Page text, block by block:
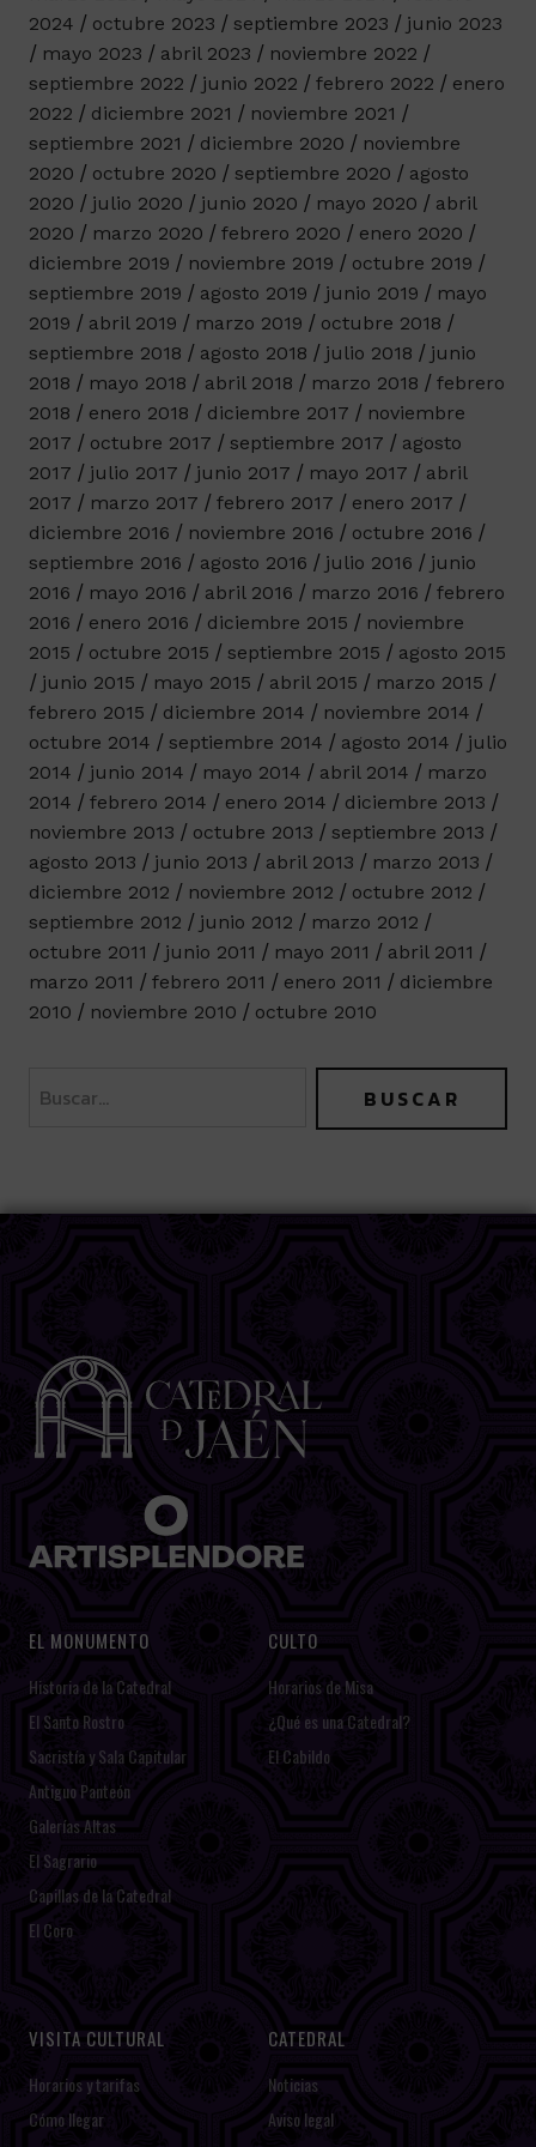
2024
octubre 2023 septiembre 2023
junio 2023
mayo 2023
abril 2023
noviembre 2022
septiembre 2022
junio 2022 febrero 2022
enero
2022
diciembre 2021
noviembre 2021
septiembre 2021
diciembre 2020
noviembre
2020
octubre 2020 septiembre 2020
agosto
2020
julio 2020 junio 2020 mayo 2020
abril
2020
marzo 2020 febrero 2020
enero 2020
diciembre 2019
noviembre 2019
octubre 2019
septiembre 2019
agosto 2019 junio 2019
mayo
2019
abril 2019 marzo 2019
octubre 2018
septiembre 2018
agosto 2018 julio 2018
junio
2018
mayo 2018 abril 2018 marzo 2018
febrero
2018
enero 2018 diciembre 2017
noviembre
2017
octubre 2017 septiembre 2017
agosto
2017
julio 2017 junio 2017 mayo 2017
abril
2017
marzo 2017 febrero 2017
enero 2017
diciembre 2016
noviembre 2016
octubre 2016
septiembre 2016
agosto 2016 julio 2016
junio
2016
mayo 2016 abril 2016 marzo 2016
febrero
2016
enero 2016 diciembre 2015
noviembre
2015
octubre 2015 septiembre 2015
agosto 2015
junio 2015
mayo 2015 abril 2015
marzo 2015
febrero 2015
diciembre 2014
noviembre 2014
octubre 2014
septiembre 2014 agosto 2014
julio
2014
junio 2014 mayo 2014 abril 2014
marzo
2014
febrero 2014 enero 2014
diciembre 2013
noviembre 2013
octubre 2013
septiembre 2013
agosto 2013
junio 2013 abril 2013
marzo 2013
diciembre 2012
noviembre 2012
octubre 2012
septiembre 2012
junio 2012
marzo 2012
octubre 2011
junio 2011 mayo 2011
abril 2011
marzo 2011
febrero 2011 enero 2011
diciembre
2010
noviembre 2010 octubre 2010
EL MONUMENTO
Historia de la Catedral
El Santo Rostro
Sacristía y Sala Capitular
Antiguo Panteón
Galerías Altas
El Sagrario
Capillas de la Catedral
El Coro
CULTO
Horarios de Misa
¿Qué es una Catedral?
El Cabildo
VISITA CULTURAL
Horarios y tarifas
Cómo llegar
CATEDRAL
Noticias
Aviso legal